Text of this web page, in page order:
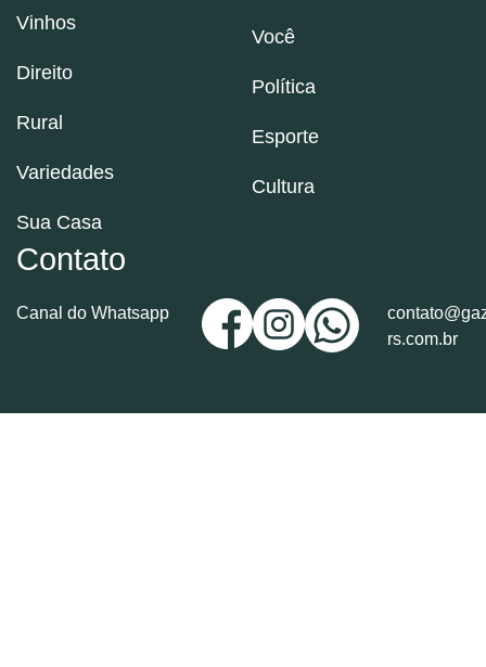
Vinhos
Direito
Rural
Variedades
Sua Casa
Você
Política
Esporte
Cultura
Contato
Canal do Whatsapp
rs.com.br